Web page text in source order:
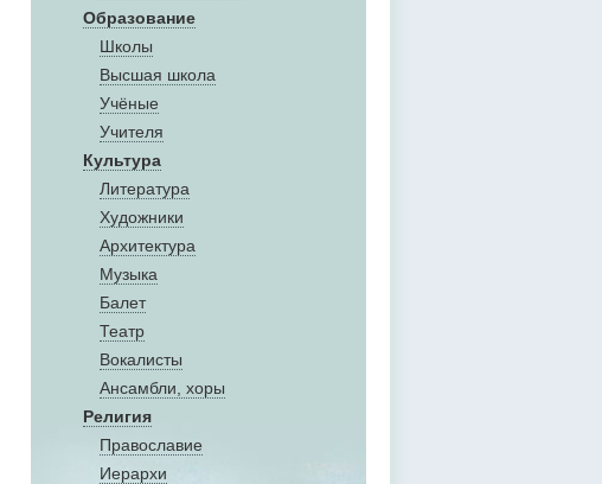
Образование
Школы
Высшая школа
Учёные
Учителя
Культура
Литература
Художники
Aрхитектура
Музыка
Балет
Театр
Вокалисты
Aнсамбли, хоры
Религия
Православие
Иерархи